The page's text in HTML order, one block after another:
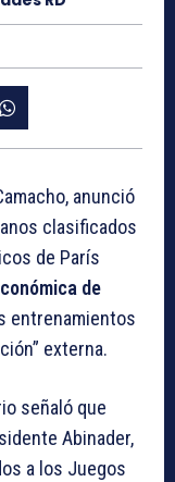
anunció
clasificados
de París
de
entrenamientos
externa.
señaló que
Abinader,
a los Juegos